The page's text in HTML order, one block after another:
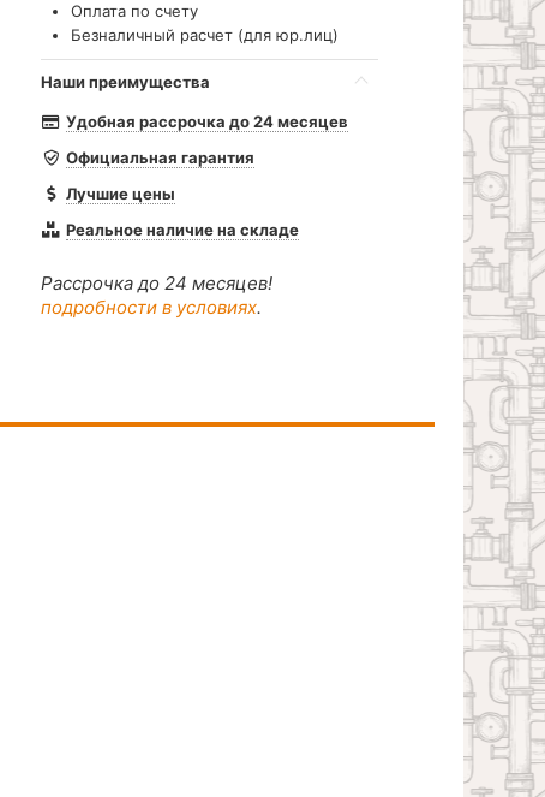
Оплата по счету
Безналичный расчет (для юр.лиц)
Наши преимущества
Удобная рассрочка до 24 месяцев
Официальная гарантия
Лучшие цены
Реальное наличие на складе
Рассрочка до 24 месяцев!
подробности в условиях.